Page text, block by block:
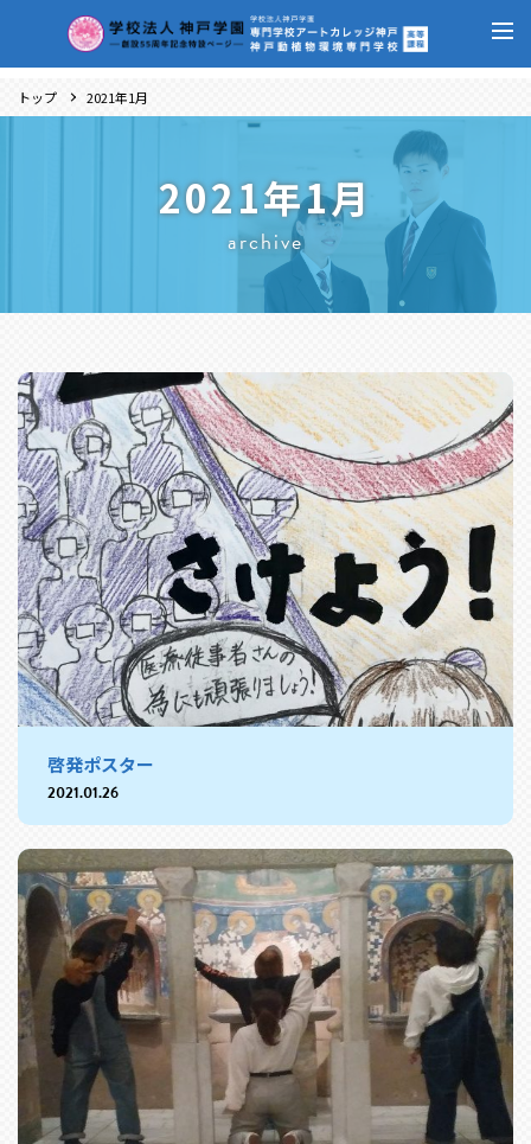
トップ 2021年1月
2021年1月
archive
啓発ポスター
2021.01.26